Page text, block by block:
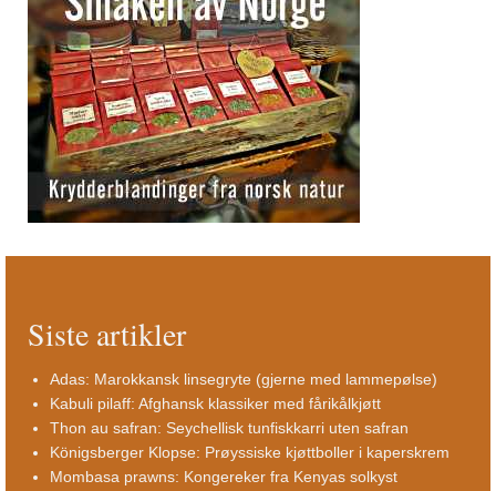
Siste artikler
Adas: Marokkansk linsegryte (gjerne med lammepølse)
Kabuli pilaff: Afghansk klassiker med fårikålkjøtt
Thon au safran: Seychellisk tunfiskkarri uten safran
Königsberger Klopse: Prøyssiske kjøttboller i kaperskrem
Mombasa prawns: Kongereker fra Kenyas solkyst